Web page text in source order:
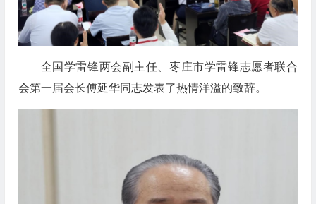
全国学雷锋两会副主任、枣庄市学雷锋志愿者联合
会第一届会长傅延华同志发表了热情洋溢的致辞。